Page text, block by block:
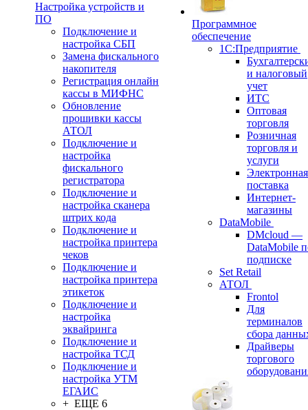
Настройка устройств и
ПО
Подключение и
настройка СБП
Замена фискального
накопителя
Регистрация онлайн
кассы в МИФНС
Обновление
прошивки кассы
АТОЛ
Подключение и
настройка
фискального
регистратора
Подключение и
настройка сканера
штрих кода
Подключение и
настройка принтера
чеков
Подключение и
настройка принтера
этикеток
Подключение и
настройка
эквайринга
Подключение и
настройка ТСД
Подключение и
настройка УТМ
ЕГАИС
+ ЕЩЕ 6
Программное
обеспечение
1С:Предприятие
и налоговый
учет
ИТС
Оптовая
торговля
Розничная
торговля и
услуги
Электронная
поставка
Интернет-
магазины
DataMobile
DMcloud —
DataMobile
подписке
Set Retail
АТОЛ
Frontol
Для
терминалов
сбора
Драйверы
торгового